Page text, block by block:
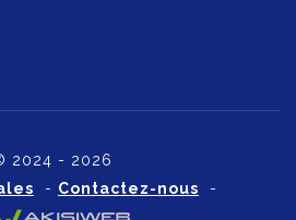
2024 - 2026
- Contactez-nous -